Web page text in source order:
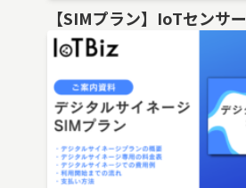
【SIMプラン】IoTセンサー